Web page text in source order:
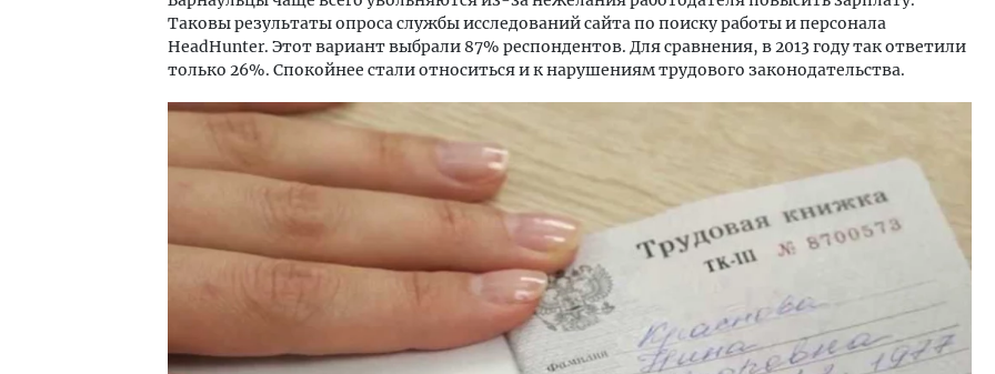
Таковы результаты опроса службы исследований сайта по поиску работы и персонала
HeadHunter. Этот вариант выбрали 87% респондентов. Для сравнения, в 2013 году так ответили
только 26%. Спокойнее стали относиться и к нарушениям трудового законодательства.